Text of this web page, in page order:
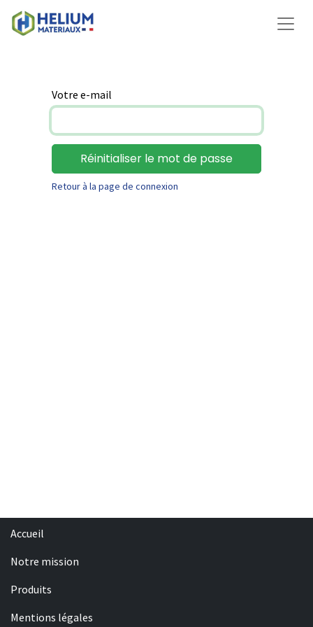
Votre e-mail
Réinitialiser le mot de passe
Retour à la page de connexion
Accueil
Notre mission
Produits
Mentions légales